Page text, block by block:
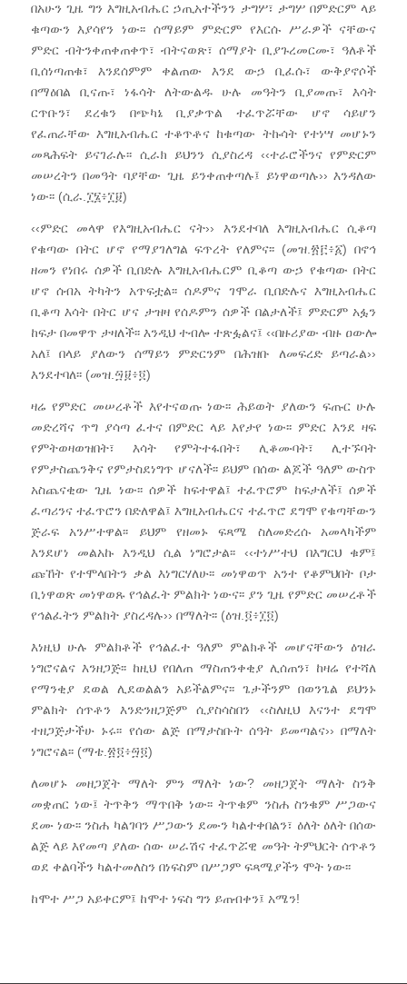
በአሁን ጊዜ ግን እግዚአብሔር ኃጢአተችንን ታግሦ፣ ታግሦ በምድርም ላይ
ቁጣውን እያሳየን ነው፡፡ ሰማይም ምድርም የእርሱ ሥራዎች ናቸውና
ምድር ብትንቀጠቀጠቀጥ፣ ብትናወጽ፣ ሰማያት ቢያጉረመርሙ፣ ዓለቶች
ቢሰነጣጠቁ፣ እንደሰምም ቀልጠው እንደ ውኃ ቢፈሱ፣ ውቅያኖሶች
በማዕበል ቢናጡ፣ ነፋሳት ለትውልዱ ሁሉ መዓትን ቢያመጡ፣ እሳት
ርጥቡን፣ ደረቁን በጭካኔ ቢያቃጥል ተፈጥሯቸው ሆኖ ሳይሆን
የፈጠራቸው እግዚአብሔር ተቆጥቶና ከቁጣው ትኩሳት የተነሣ መሆኑን
መጻሕፍት ይናገራሉ፡፡ ሲራክ ይህንን ሲያስረዳ ‹‹ተራሮችንና የምድርም
መሠረትን በመዓት ባያቸው ጊዜ ይንቀጠቀጣሉ፤ ይነዋወጣሉ›› እንዳለው
ነው፡፡ (ሲራ.፲፮፥፲፱)
‹‹ምድር መላዋ የእግዚአብሔር ናት›› እንደተባለ እግዚአብሔር ሲቆጣ
የቁጣው በትር ሆኖ የማያገለግል ፍጥረት የለምና፡፡ (መዝ.፳፫፥፩) በኖኅ
ዘመን የነበሩ ሰዎች ቢበድሉ እግዚአብሔርም ቢቆጣ ውኃ የቁጣው በትር
ሆኖ ሰብአ ትካትን አጥፍቷል፡፡ ሰዶምና ገሞራ ቢበድሉና እግዚአብሔር
ቢቆጣ እሳት በትር ሆና ታዝዛ የሰዶምን ሰዎች በልታለች፤ ምድርም አፏን
ከፍታ በመዋጥ ታዛለች፡፡ እንዲህ ተብሎ ተጽፏልና፤ ‹‹በዙሪያው ብዙ ዐውሎ
አለ፤ በላይ ያለውን ሰማይን ምድርንም በሕዝቡ ለመፍረድ ይጣራል››
እንደተባለ፡፡ (መዝ.፵፱፥፬)
ዛሬ የምድር መሠረቶች እየተናወጡ ነው፡፡ ሕይወት ያለውን ፍጡር ሁሉ
መድረሻና ጥግ ያሳጣ ፈተና በምድር ላይ እየታየ ነው፡፡ ምድር እንደ ዛፍ
የምትወዛወዝበት፣ እሳት የምትተፋበት፣ ሊቆሙባት፣ ሊተኙባት
የምታስጨንቅና የምታስደነግጥ ሆናለች፡፡ ይህም በሰው ልጆች ዓለም ውስጥ
አስጨናቂው ጊዜ ነው፡፡ ሰዎች ከፍተዋል፤ ተፈጥሮም ከፍታለች፤ ሰዎች
ፈጣሪንና ተፈጥሮን በድለዋል፤ እግዚአብሔርና ተፈጥሮ ደግሞ የቁጣቸውን
ጅራፍ አንሥተዋል፡፡ ይህም የዘመኑ ፍጻሜ ስለመድረሱ አመላካችም
እንደሆነ መልአኩ እንዲህ ሲል ነግሮታል፡፡ ‹‹ተነሥተህ በእግርህ ቁም፤
ጩኸት የተሞላበትን ቃል እነግርሃለሁ፡፡ መነዋወጥ አንተ የቆምህበት ቦታ
ቢነዋወጽ መነዋወጹ የኅልፈት ምልክት ነውና፡፡ ያን ጊዜ የምድር መሠረቶች
የኅልፈትን ምልክት ያስረዳሉ›› በማለት፡፡ (ዕዝ.፬፥፲፬)
እነዚህ ሁሉ ምልክቶች የኅልፈተ ዓለም ምልክቶች መሆናቸውን ዕዝራ
ነግሮናልና እንዘጋጅ፡፡ ከዚህ የበለጠ ማስጠንቀቂያ ሊሰጠን፣ ከዛሬ የተሻለ
የማንቂያ ደወል ሊደወልልን አይችልምና፡፡ ጌታችንም በወንጌል ይህንኑ
ምልክት ሰጥቶን እንድንዘጋጅም ሲያስሳስበን ‹‹ስለዚህ እናንተ ደግሞ
ተዘጋጅታችሁ ኑሩ፡፡ የሰው ልጅ በማታስቡት ሰዓት ይመጣልና›› በማለት
ነግሮናል፡፡ (ማቴ.፳፬፥፵፬)
ለመሆኑ መዘጋጀት ማለት ምን ማለት ነው? መዘጋጀት ማለት ስንቅ
መቋጠር ነው፤ ትጥቅን ማጥበቅ ነው፡፡ ትጥቁም ንስሐ ስንቁም ሥጋውና
ደሙ ነው፡፡ ንስሐ ካልገባን ሥጋውን ደሙን ካልተቀበልን፣ ዕለት ዕለት በሰው
ልጅ ላይ እየመጣ ያለው ሰው ሠራሽና ተፈጥሯዊ መዓት ትምህርት ሰጥቶን
ወደ ቀልባችን ካልተመለስን በነፍስም በሥጋም ፍጻሜያችን ሞት ነው፡፡
ከሞተ ሥጋ አይቀርም፤ ከሞተ ነፍስ ግን ይጠብቀን፤ አሜን!